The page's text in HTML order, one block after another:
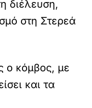
διέλευση,
στη Στερεά
ο κόμβος, με
και τα